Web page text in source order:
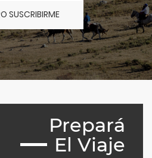
SUSCRIBIRME
Prepará
El Viaje